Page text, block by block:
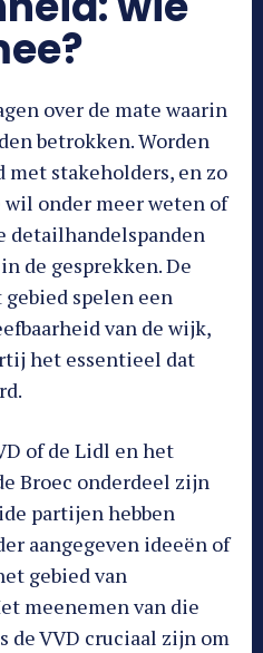
over de mate waarin
betrokken. Worden
met stakeholders, en zo
onder meer weten of
detailhandelspanden
de gesprekken. De
spelen een
van de wijk,
het essentieel dat
of de Lidl en het
Broec onderdeel zijn
partijen hebben
aangegeven ideeën of
gebied van
meenemen van die
de VVD cruciaal zijn om